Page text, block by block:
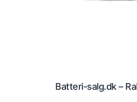
Batteri-salg.dk –